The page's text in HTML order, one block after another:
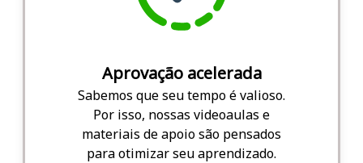
Aprovação acelerada
Sabemos que seu tempo é valioso.
Por isso, nossas videoaulas e
materiais de apoio são pensados
para otimizar seu aprendizado.